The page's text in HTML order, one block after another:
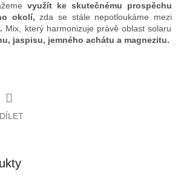
využít ke skutečnému prospěchu
okolí,zda se stále nepotloukáme mezi
Mix, který harmonizuje právě oblast solaru
jaspisu, jemného achátu a magnezitu.